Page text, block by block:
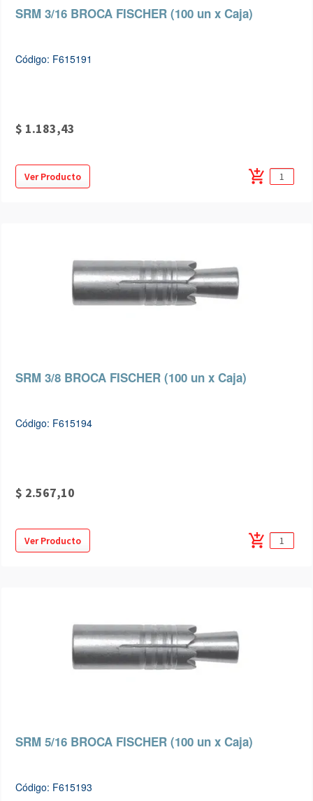
SRM 3/16 BROCA FISCHER (100 un x Caja)
Código: F615191
$ 1.183,43
Ver Producto add_shopping_cart
SRM 3/8 BROCA FISCHER (100 un x Caja)
Código: F615194
$ 2.567,10
Ver Producto add_shopping_cart
SRM 5/16 BROCA FISCHER (100 un x Caja)
Código: F615193